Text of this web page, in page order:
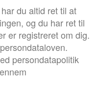
du altid ret til at
og du har ret til
er registreret om dig.
persondatapolitik